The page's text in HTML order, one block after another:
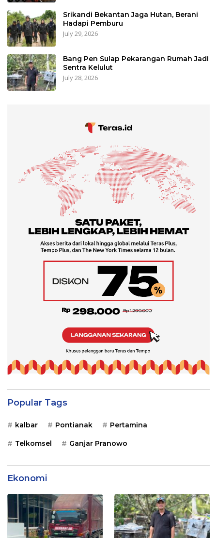
Srikandi Bekantan Jaga Hutan, Berani
Hadapi Pemburu
July 29, 2026
Bang Pen Sulap Pekarangan Rumah Jadi
Sentra Kelulut
July 28, 2026
Popular Tags
kalbar Pontianak Pertamina
Telkomsel Ganjar Pranowo
Ekonomi